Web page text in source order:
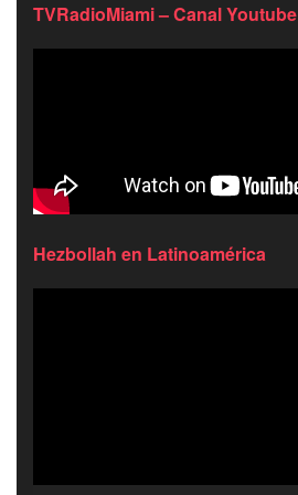
TVRadioMiami – Canal Youtube
Hezbollah en Latinoamérica